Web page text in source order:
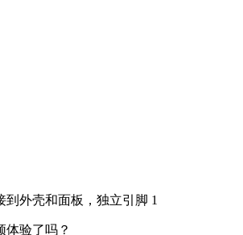
到外壳和面板，独立引脚 1
体验了吗？